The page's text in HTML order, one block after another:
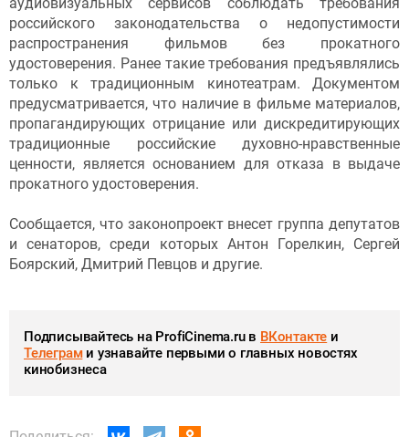
российского законодательства о недопустимости
распространения фильмов без прокатного
удостоверения. Ранее такие требования предъявлялись
только к традиционным кинотеатрам. Документом
предусматривается, что наличие в фильме материалов,
пропагандирующих отрицание или дискредитирующих
традиционные российские духовно-нравственные
ценности, является основанием для отказа в выдаче
прокатного удостоверения.
Сообщается, что законопроект внесет группа депутатов
и сенаторов, среди которых Антон Горелкин, Сергей
Боярский, Дмитрий Певцов и другие.
Подписывайтесь на ProfiCinema.ru в ВКонтакте и
Телеграми узнавайте первыми о главных новостях
кинобизнеса